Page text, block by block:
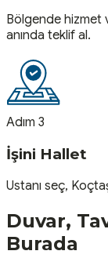
Bölgende hizmet
anında teklif al.
Adım 3
İşini Hallet
Ustanı seç,
Duvar,
Burada